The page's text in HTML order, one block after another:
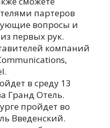
партеров
вопросы и
первых рук.
компаний
в среду 13
Гранд Отель.
пройдет во
Введенский.